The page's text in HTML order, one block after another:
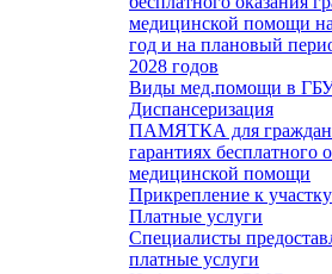
медицинской помощи
год и на плановый
2028 годов
Виды мед.помощи в
Диспансеризация
ПАМЯТКА для
гарантиях бесплатного
медицинской помощи
Прикрепление к участку
Платные услуги
Специалисты
платные услуги